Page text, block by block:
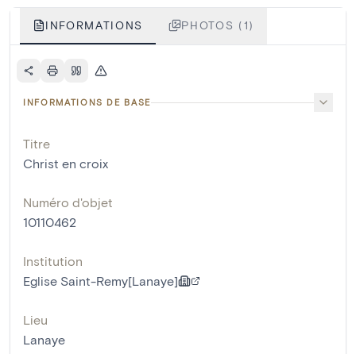
INFORMATIONS PHOTOS (1)
INFORMATIONS DE BASE
Titre
Christ en croix
Numéro d'objet
10110462
Institution
Eglise Saint-Remy[Lanaye]
Lieu
Lanaye